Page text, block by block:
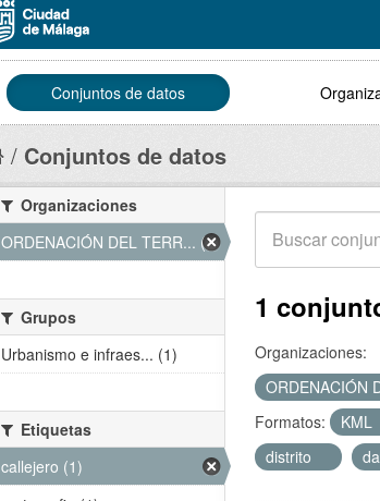
Conjuntos de datos
Conjuntos de datos
1
Organizaciones:
ORDENACIÓN
Formatos:
KML
distrito
Organizaciones
ORDENACIÓN DEL TERR... (1)
Grupos
Urbanismo e infraes... (1)
Etiquetas
callejero (1)